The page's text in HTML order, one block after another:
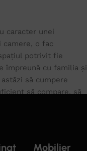
caracter unei
o fac
potrivit fie
împreună cu familia și
să cumpere
să compare, să
largă de corpuri de
Mobilier